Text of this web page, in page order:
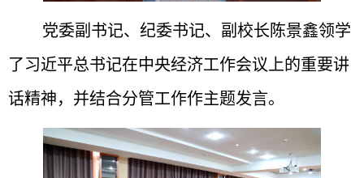
党委副书记、纪委书记、副校长陈景鑫领学
了习近平总书记在中央经济工作会议上的重要讲
话精神，并结合分管工作作主题发言。